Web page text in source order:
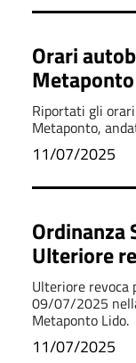
Orari
Metaponto
Riportati gli
Metaponto,
11/07/2025
Ordinanza
Ulteriore
Ulteriore revoca
09/07/2025
Metaponto Lido.
11/07/2025